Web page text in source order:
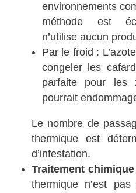
environnements
méthode est
n’utilise aucun
Par le froid :
congeler les
parfaite pour les
pourrait
Le nombre de
thermique est
d’infestation.
Traitement
thermique n’est